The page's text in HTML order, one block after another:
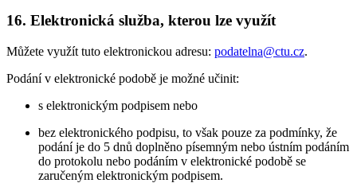
16. Elektronická služba, kterou lze využít
Můžete využít tuto elektronickou adresu: podatelna@ctu.cz.
Podání v elektronické podobě je možné učinit:
s elektronickým podpisem nebo
bez elektronického podpisu, to však pouze za podmínky, že
podání je do 5 dnů doplněno písemným nebo ústním podáním
do protokolu nebo podáním v elektronické podobě se
zaručeným elektronickým podpisem.